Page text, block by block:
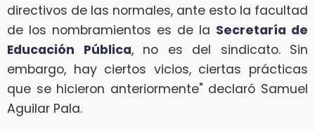
directivos de las normales, ante esto la facultad
de los nombramientos es de la Secretaría de
Educación Pública, no es del sindicato. Sin
embargo, hay ciertos vicios, ciertas prácticas
que se hicieron anteriormente" declaró Samuel
Aguilar Pala.